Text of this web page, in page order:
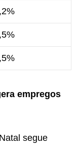
empregos
segue